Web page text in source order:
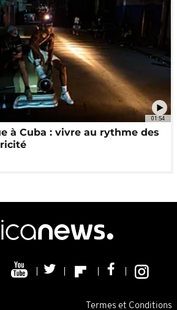
01:54
à Cuba : vivre au rythme des
Termes et Conditions